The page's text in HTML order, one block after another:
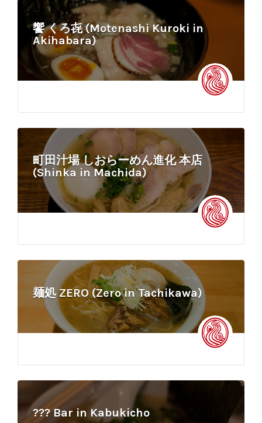
饗 くろ㐂 (Motenashi Kuroki in
Akihabara)
町田汁場 しおらーめん進化 本店
(Shinka in Machida)
麺処 ZERO (Zero in Tachikawa)
??? Bar in Kabukicho